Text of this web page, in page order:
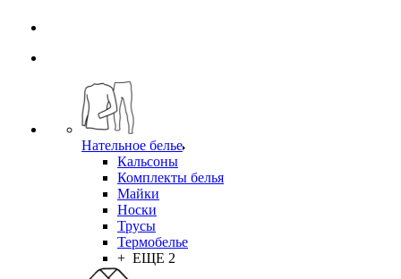
Нательное белье
Кальсоны
Комплекты белья
Майки
Носки
Трусы
Термобелье
+ ЕЩЕ 2